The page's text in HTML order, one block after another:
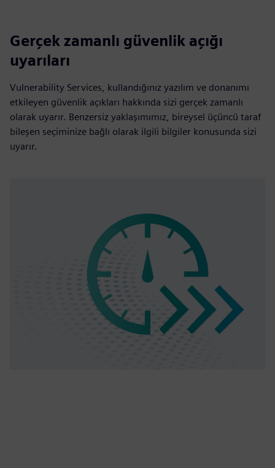
Gerçek zamanlı güvenlik açığı
uyarıları
Vulnerability Services, kullandığınız yazılım ve donanımı
etkileyen güvenlik açıkları hakkında sizi gerçek zamanlı
olarak uyarır. Benzersiz yaklaşımımız, bireysel üçüncü taraf
bileşen seçiminize bağlı olarak ilgili bilgiler konusunda sizi
uyarır.